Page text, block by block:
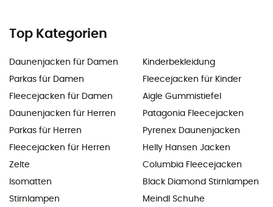
Top Kategorien
Daunenjacken für Damen
Parkas für Damen
Fleecejacken für Damen
Daunenjacken für Herren
Parkas für Herren
Fleecejacken für Herren
Zelte
Isomatten
Stirnlampen
Kinderbekleidung
Fleecejacken für Kinder
Aigle Gummistiefel
Patagonia Fleecejacken
Pyrenex Daunenjacken
Helly Hansen Jacken
Columbia Fleecejacken
Black Diamond Stirnlampen
Meindl Schuhe